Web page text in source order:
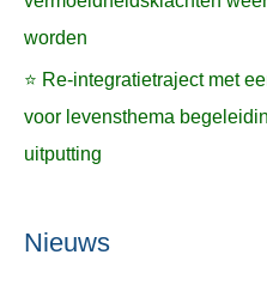
worden
⭐ Re-integratietraject met
voor levensthema
uitputting
Nieuws